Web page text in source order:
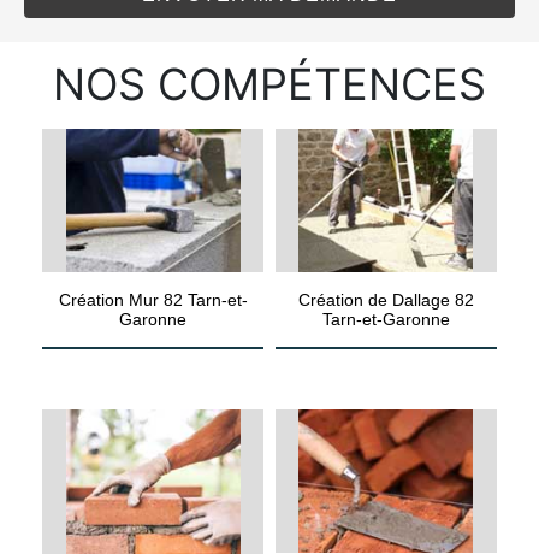
NOS COMPÉTENCES
Création Mur 82 Tarn-et-
Garonne
Création de Dallage 82
Tarn-et-Garonne